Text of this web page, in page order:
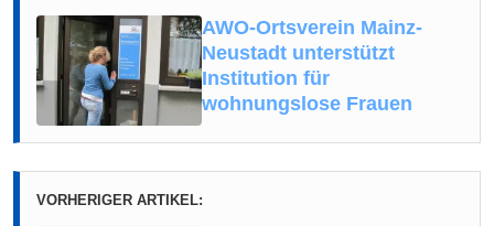
AWO-Ortsverein Mainz-
Neustadt unterstützt
Institution für
wohnungslose Frauen
VORHERIGER ARTIKEL: